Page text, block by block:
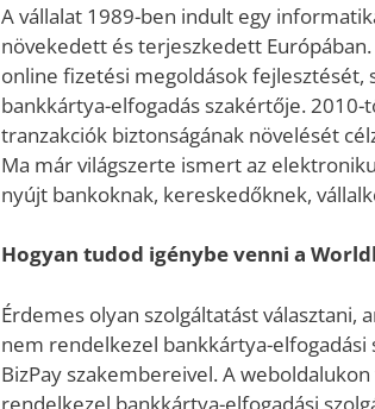
A vállalat 1989-ben indult egy
növekedett és terjeszkedett
online fizetési megoldások fejlesztését,
bankkártya-elfogadás szakértője.
tranzakciók biztonságának növelését
Ma már világszerte ismert az
nyújt bankoknak, kereskedőknek,
Hogyan tudod igénybe venni a
Érdemes olyan szolgáltatást választani,
nem rendelkezel bankkártya-
BizPay szakembereivel. A
rendelkezel bankkártya-elfogadási